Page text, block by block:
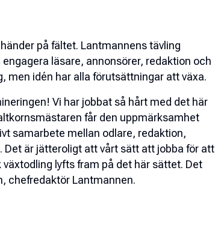
på fältet. Lantmannens tävling
läsare, annonsörer, redaktion och
men idén har alla förutsättningar att växa.
Vi har jobbat så hårt med det här
får den uppmärksamhet
samarbete mellan odlare, redaktion,
Det är jätteroligt att vårt sätt att jobba för att
lyfts fram på det här sättet. Det
chefredaktör Lantmannen.